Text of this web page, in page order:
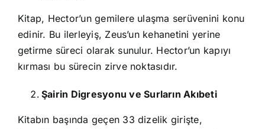
Kitap, Hector’un gemilere ulaşma serüvenini konu
edinir. Bu ilerleyiş, Zeus’un kehanetini yerine
getirme süreci olarak sunulur. Hector’un kapıyı
kırması bu sürecin zirve noktasıdır.
Şairin Digresyonu ve Surların Akıbeti
Kitabın başında geçen 33 dizelik girişte,